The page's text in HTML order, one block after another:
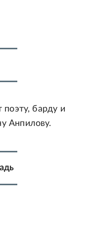
поэту, барду и
Анпилову.